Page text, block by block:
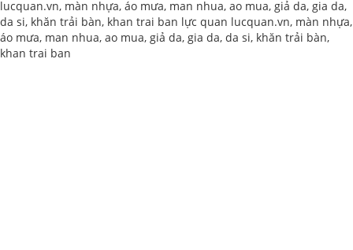
lucquan.vn, màn nhựa, áo mưa, man nhua, ao mua, giả da, gia da,
da si, khăn trải bàn, khan trai ban lực quan lucquan.vn, màn nhựa,
áo mưa, man nhua, ao mua, giả da, gia da, da si, khăn trải bàn,
khan trai ban